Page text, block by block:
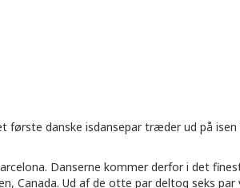
første danske isdansepar træder ud på
Danserne kommer derfor i det
Canada. Ud af de otte par deltog seks par